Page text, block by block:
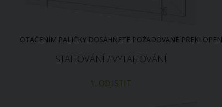
OTÁČENÍM PALIČKY DOSÁHNETE POŽADOVANÉ
STAHOVÁNÍ / VYTAHOVÁNÍ
1. ODJISTIT